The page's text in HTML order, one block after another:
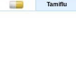
Tamiflu